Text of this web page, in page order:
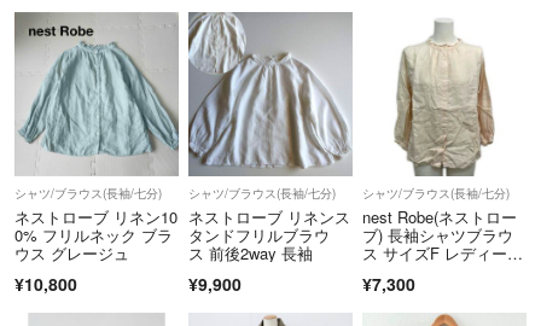
普通郵便での発送の際、保証 追跡ございませんのでなにかトラブルが
あった場合の責任はとれませんのでご了承ください。
☆お値下げ交渉は良識の範囲内でお願いします
。⁂⁂希望金額を記載してください⁂⁂
出品したばかりだったり、何度かお値下げをしている場合、大幅なお値
下げにはお応えできないこともあります。ご了承ください。
注意して検品しておりますが、やむ終えず見落としがあった場合にはご
容赦くださいませ。
自宅保管による劣化など、気になる方はご遠慮ください。
シャツ/ブラウス(長袖/七分)
ネストローブ リネン10
0% フリルネック ブラ
ウス グレージュ
¥10,800
シャツ/ブラウス(長袖/七分)
ネストローブ リネンス
タンドフリルブラウ
ス 前後2way 長袖
¥9,900
シャツ/ブラウス(長袖/七分)
nest Robe(ネストロー
ブ) 長袖シャツブラウ
ス サイズF レディー
ル/ギャザー
¥7,300